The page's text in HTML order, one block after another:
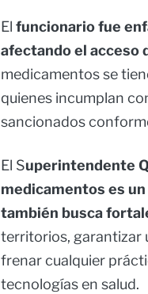
El funcionario fue
afectando el acceso
medicamentos se
quienes incumplan
sancionados
El Superintendente
medicamentos es
también busca
territorios, garantizar
frenar cualquier
tecnologías en salud.